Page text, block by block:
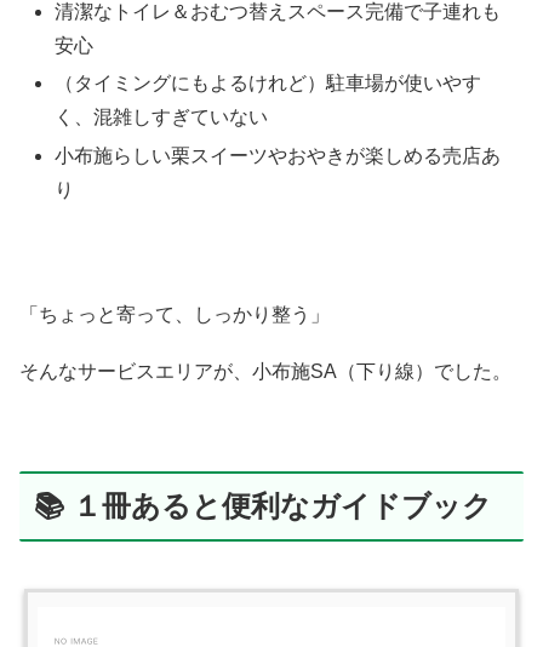
清潔なトイレ＆おむつ替えスペース完備で子連れも
安心
（タイミングにもよるけれど）駐車場が使いやす
く、混雑しすぎていない
小布施らしい栗スイーツやおやきが楽しめる売店あ
り
「ちょっと寄って、しっかり整う」
そんなサービスエリアが、小布施SA（下り線）でした。
📚 １冊あると便利なガイドブック